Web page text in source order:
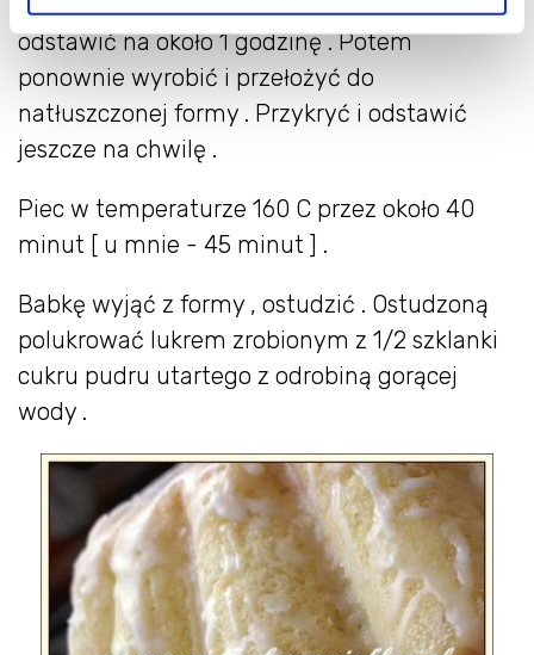
Wyrobione ciasto przykryć ściereczką i
odstawić na około 1 godzinę . Potem
ponownie wyrobić i przełożyć do
natłuszczonej formy . Przykryć i odstawić
jeszcze na chwilę .
Piec w temperaturze 160 C przez około 40
minut [ u mnie - 45 minut ] .
Babkę wyjąć z formy , ostudzić . Ostudzoną
polukrować lukrem zrobionym z 1/2 szklanki
cukru pudru utartego z odrobiną gorącej
wody .